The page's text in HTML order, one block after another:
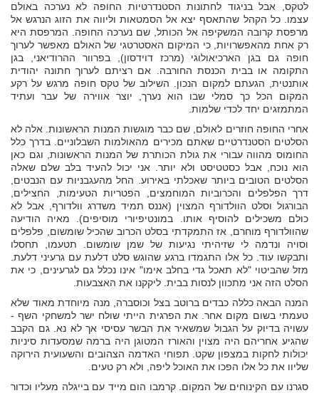
לטקס, אבל בניגוד לחתונות הסטנדרטיות החופה לא נערכה באולם
עצמו. כל הקהל שהתאסף יצא אל הסמטאות וליווה את הזוג הנרגש אל
מרפסת קרובה המשקיפה אל הכותל, שם נערכה החופה. המרפסת היא
רק אחת מהאפשרויות, כי המיקום האסטרטגי של האולם מאפשר לערוך
חופה גם בגן הארכיאולוגי (מרכז דוידסון), בפרוור ההרודיאני, בגן
התקומה או בבית הכנסת החורבה. אם רציתם לערוך חתונה יהודית
אותנטית, הגעתם למקום הנכון. השילוב של טקס חופה מרגש על רקע
המקום הכל כך סמלי שבו הוא נערך, יוצר אווירה של עבר ועתיד
המתמזגים יחד לכדי שלמות.
אחרי החופה חוזרים לאולם, שם כבר מוגשות המנות הראשונות. אלה לא
הסלטים הסטנדרטיים שאתם מכירים מהאולמות השבלוניים. בדרך כלל
החומוס מהווה עבורי את גולת הכותרת של המנות הראשונות, וגם כאן
הוא נוכח, אבל כסטטיסט ולא יותר. אני יכול להעיד בלב שלם שאלה
הסלטים הטובים ביותר שאכלתי באירוע. החל מהעגבניות עם הנבטים,
דרך הפלפלים והכרוביות המוחמצים, הפטריות הטעימות, החצילים,
הבורגול וסלט הוולדורף המצוין (אננס תמיד משדרג וולדורף, אבל לא
כולם משכילים להוסיף אותו. במונטיפיורי מוסיפים). מאיה הודיעה
שהוולדורף מוחרם, אז התמקדתי בסלט הכרוב שהכיל שומשום, פלפלים
וסויה ונדמה לי שזיהיתי נגיעות של שמן שומשום. תטעמו, תחסלו
ותבקשו עוד. כל אלו התגמדו ברגע שהוגש סלט דלעת עם גרעיני דלעת.
מזל שהביטוי "לא תאכל גדי בחלב אימו" אינו נכלל גם לגרעינים, כי את
הסלט הזה אני מתכוון לנסות בבית. ליקקנו את האצבעות.
המנה הבאה כללה כבדים ברוטב בצל וכוסברה, מנה מיוחדת מאוד שלא
טעמתי בשום מקום אחר. את הפרגית הייתי שולח ישר למשחקי השף -
עשויה בדיוק על הגבול שמשאיר את הבשר עסיסי אך לא נא. גם הקבב
שהגיע אחריהם היה מצוין והאורז המטוגן היה ברמה שמסעדות סיניות
יכולות לחקות במצפון שקט. תפוחי האדמה הצהובים והשעועית הירוקה
שליוו את כל אלו הפכו את האוכל ליפה, ולא רק טעים.
סגרנו עם הקינוחים של המקום. קרמבו הום מייד עם בייגלה מעליו וכדור